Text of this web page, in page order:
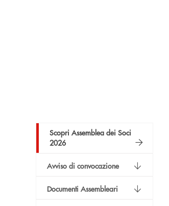
Scopri Assemblea dei Soci
2026
Avviso di convocazione
Documenti Assembleari